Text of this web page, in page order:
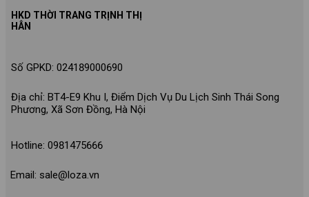
HKD THỜI TRANG TRỊNH THỊ
HÂN
Số GPKD: 024189000690
Địa chỉ: BT4-E9 Khu I, Điểm Dịch Vụ Du Lịch Sinh Thái Song
Phương, Xã Sơn Đồng, Hà Nội
Hotline: 0981475666
Email: sale@loza.vn